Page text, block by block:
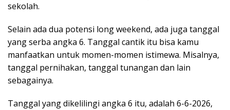
sekolah.
Selain ada dua potensi long weekend, ada juga tanggal
yang serba angka 6. Tanggal cantik itu bisa kamu
manfaatkan untuk momen-momen istimewa. Misalnya,
tanggal pernihakan, tanggal tunangan dan lain
sebagainya.
Tanggal yang dikelilingi angka 6 itu, adalah 6-6-2026,